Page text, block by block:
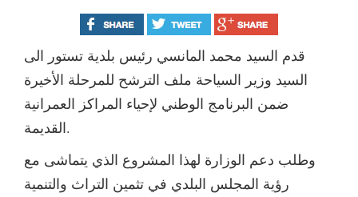
قدم السيد محمد المانسي رئيس بلدية تستور الى
السيد وزير السياحة ملف الترشح للمرحلة الأخيرة
ضمن البرنامج الوطني لإحياء المراكز العمرانية
القديمة.
وطلب دعم الوزارة لهذا المشروع الذي يتماشى مع
رؤية المجلس البلدي في تثمين التراث والتنمية